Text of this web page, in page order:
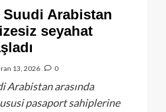
Arabistan
seyahat
13, 2026 0
Arabistan arasında
pasaport sahiplerine